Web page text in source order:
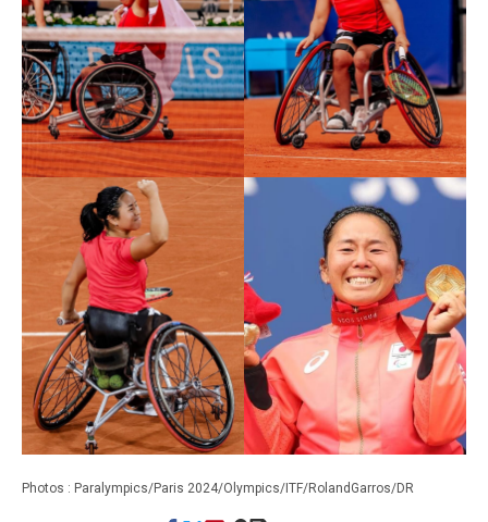
Photos : Paralympics/Paris 2024/Olympics/ITF/RolandGarros/DR